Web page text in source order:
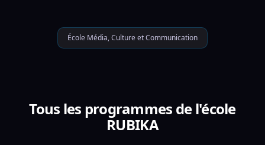
École Média, Culture et Communication
Tous les programmes de l'école
RUBIKA